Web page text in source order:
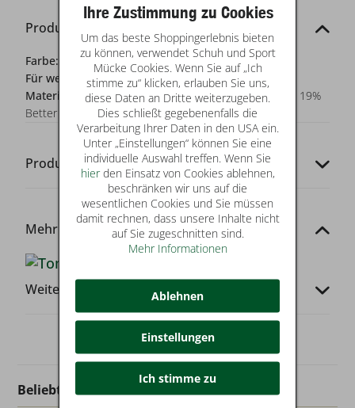
Produkt-Details
Farbe:
grün
Für wen?:
Herren
Materialzusammensetzung: 72% Recycled Polyester, 19%
Better Cotton Initiative, 9% Elastane
Produkt-Codes
Mehr von dieser Marke
Weitere Infos
Beliebt in dieser Kategorie
Ihre Zustimmung zu Cookies
Um das beste Shoppingerlebnis bieten
zu können, verwendet Schuh und Sport
Mücke Cookies. Wenn Sie auf „Ich
stimme zu“ klicken, erlauben Sie uns,
diese Daten an Dritte weiterzugeben.
Dies schließt gegebenenfalls die
Verarbeitung Ihrer Daten in den USA ein.
Unter „Einstellungen“ können Sie eine
individuelle Auswahl treffen. Wenn Sie
hierden Einsatz von Cookies ablehnen,
beschränken wir uns auf die
wesentlichen Cookies und Sie müssen
damit rechnen, dass unsere Inhalte nicht
auf Sie zugeschnitten sind.
Mehr Informationen
Ablehnen
Einstellungen
Ich stimme zu